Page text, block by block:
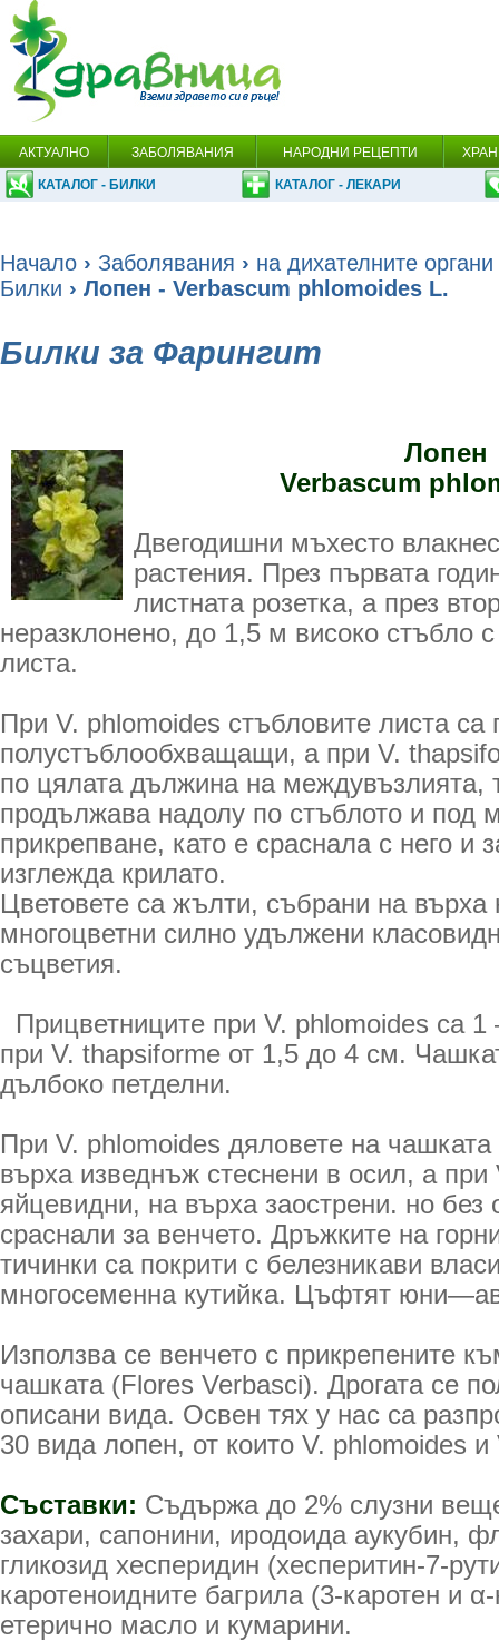
АКТУАЛНО ЗАБОЛЯВАНИЯ НАРОДНИ РЕЦЕПТИ
КАТАЛОГ - БИЛКИ КАТАЛОГ - ЛЕКАРИ
Начало › Заболявания › на дихателните
Билки › Лопен - Verbascum phlomoides L.
Билки за Фарингит
Лопен
Verbascum
Двегодишни мъхесто
растения. През първата
листната розетка, а през
неразклонено, до 1,5 м високо стъбло
листа.
При V. phlomoides стъбловите листа са
полустъблообхващащи, а при V.
по цялата дължина на междувъзлията,
продължава надолу по стъблото и под
прикрепване, като е сраснала с него и
изглежда крилато.
Цветовете са жълти, събрани на върха
многоцветни силно удължени
съцветия.
Прицветниците при V. phlomoides са
при V. thapsiforme от 1,5 до 4 см.
дълбоко петделни.
При V. phlomoides дяловете на
върха изведнъж стеснени в осил, а при
яйцевидни, на върха заострени. но без
сраснали за венчето. Дръжките на
тичинки са покрити с белезникави
многосеменна кутийка. Цъфтят
Използва се венчето с прикрепените
чашката (Flores Verbasci). Дрогата се
описани вида. Освен тях у нас са
30 вида лопен, от които V. phlomoides
Съставки: Съдържа до 2% слузни
захари, сапонини, иродоида аукубин,
гликозид хесперидин (хесперитин-7-
каротеноидните багрила (3-каротен и
етерично масло и кумарини.